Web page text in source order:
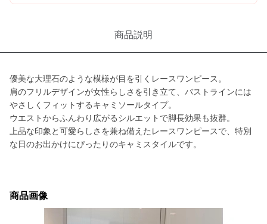
商品説明
優美な大理石のような模様が目を引くレースワンピース。
肩のフリルデザインが女性らしさを引き立て、バストラインには
やさしくフィットするキャミソールタイプ。
ウエストからふんわり広がるシルエットで脚長効果も抜群。
上品な印象と可愛らしさを兼ね備えたレースワンピースで、特別
な日のお出かけにぴったりのキャミスタイルです。
商品画像